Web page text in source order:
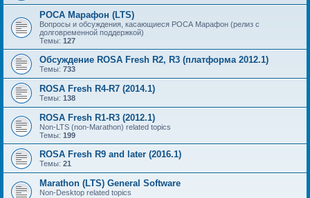
РОСА Марафон (LTS)
Вопросы и обсуждения, касающиеся РОСА Марафон (релиз с
долговременной поддержкой)
Темы: 127
Обсуждение ROSA Fresh R2, R3 (платформа 2012.1)
Темы: 733
ROSA Fresh R4-R7 (2014.1)
Темы: 138
ROSA Fresh R1-R3 (2012.1)
Non-LTS (non-Marathon) related topics
Темы: 199
ROSA Fresh R9 and later (2016.1)
Темы: 21
Marathon (LTS) General Software
Non-Desktop related topics